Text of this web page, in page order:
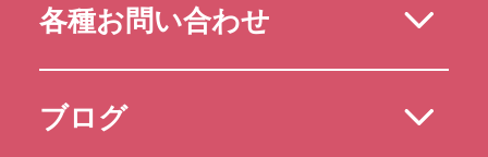
各種お問い合わせ
ブログ